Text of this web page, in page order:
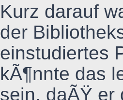
Kurz darauf
der
einstudiertes
kÃ¶nnte das
sein, daÃŸ er